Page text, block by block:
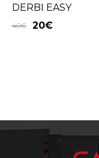
DERBI EASY
40€ 20€